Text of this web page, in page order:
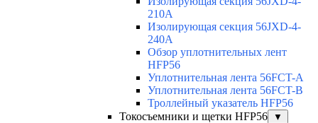
210A
Изолирующая секция 56JXD-4-
240A
Обзор уплотнительных лент
HFP56
Уплотнительная лента 56FCT-A
Уплотнительная лента 56FCT-B
Троллейный указатель HFP56
Токосъемники и щетки HFP56
▼